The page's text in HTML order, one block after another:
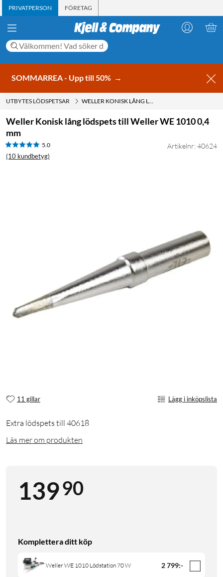
PRIVATPERSON FÖRETAG
SOMMARREA - Upp till 50% →
UTBYTES LÖDSPETSAR WELLER KONISK LÅNG LÖDSPETS TILL WELLER WE 1010 0,4 MM
Weller Konisk lång lödspets till Weller WE 1010 0,4
mm
5.0
(10 kundbetyg)
Artikelnr: 40624
11 gillar Lägg i inköpslista
Extra lödspets till 40618
Läs mer om produkten
13990
Komplettera ditt köp
Weller WE 1010 Lödstation 70 W 2 799:-